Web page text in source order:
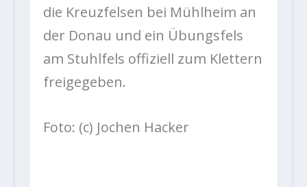
die Kreuzfelsen bei Mühlheim an
der Donau und ein Übungsfels
am Stuhlfels offiziell zum Klettern
freigegeben.
Foto: (c) Jochen Hacker